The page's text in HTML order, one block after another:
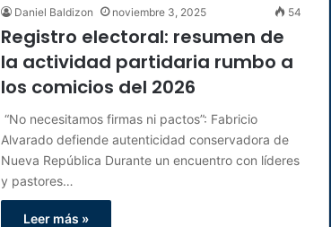
Daniel Baldizon noviembre 3, 2025 54
Registro electoral: resumen de
la actividad partidaria rumbo a
los comicios del 2026
“No necesitamos firmas ni pactos”: Fabricio
Alvarado defiende autenticidad conservadora de
Nueva República Durante un encuentro con líderes
y pastores…
Leer más »